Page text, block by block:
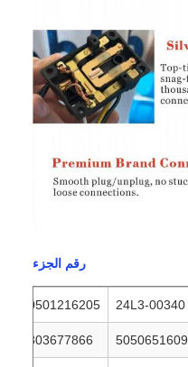
رقم الجزء
24L3-00340
0501216205
5050651609
803677866